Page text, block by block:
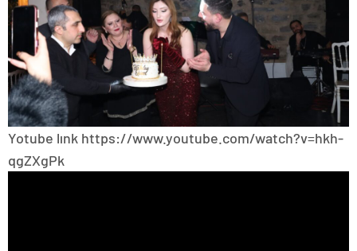
Yotube lınk https://www.youtube.com/watch?v=hkh-
qgZXgPk